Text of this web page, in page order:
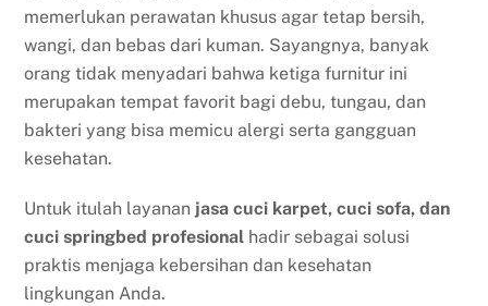
memerlukan perawatan khusus agar tetap bersih,
wangi, dan bebas dari kuman. Sayangnya, banyak
orang tidak menyadari bahwa ketiga furnitur ini
merupakan tempat favorit bagi debu, tungau, dan
bakteri yang bisa memicu alergi serta gangguan
kesehatan.
Untuk itulah layanan jasa cuci karpet, cuci sofa, dan
cuci springbed profesional hadir sebagai solusi
praktis menjaga kebersihan dan kesehatan
lingkungan Anda.